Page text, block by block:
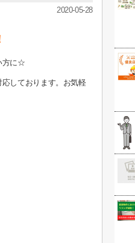
2020-05-28
方に☆
しております。お気軽